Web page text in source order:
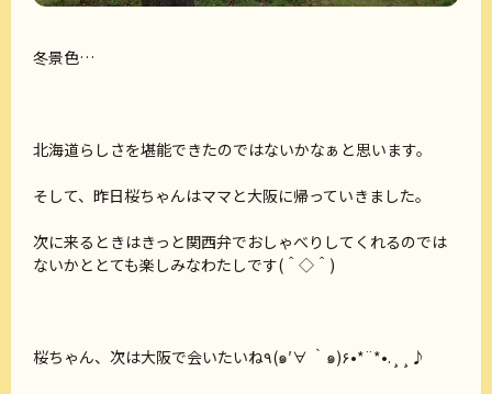
冬景色…
北海道らしさを堪能できたのではないかなぁと思います。
そして、昨日桜ちゃんはママと大阪に帰っていきました。
次に来るときはきっと関西弁でおしゃべりしてくれるのでは
ないかととても楽しみなわたしです(＾◇＾)
桜ちゃん、次は大阪で会いたいね٩(๑′∀ ‵๑)۶•*¨*•.¸¸♪